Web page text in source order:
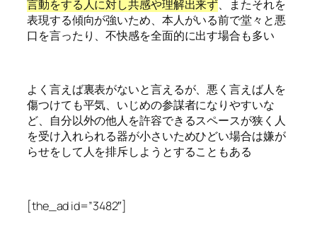
言動をする人に対し共感や理解出来ず、またそれを
表現する傾向が強いため、本人がいる前で堂々と悪
口を言ったり、不快感を全面的に出す場合も多い
よく言えば裏表がないと言えるが、悪く言えば人を
傷つけても平気、いじめの参謀者になりやすいな
ど、自分以外の他人を許容できるスペースが狭く人
を受け入れられる器が小さいためひどい場合は嫌が
らせをして人を排斥しようとすることもある
[the_ad id=”3482″]